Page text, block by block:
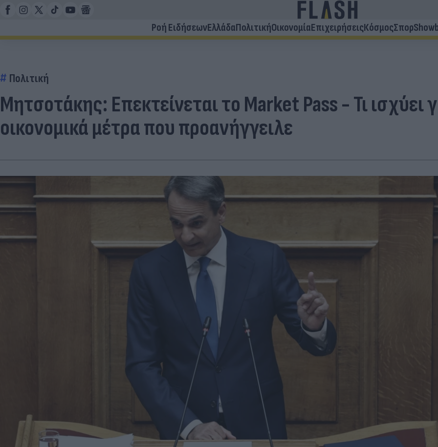
Ροή ΕιδήσεωνΕλλάδαΠολιτικήΟικονομίαΕπιχειρήσειςΚόσμοςΣπορ
Πολιτική
Μητσοτάκης: Επεκτείνεται το Market Pass - Τι ισχύει
οικονομικά μέτρα που προανήγγειλε